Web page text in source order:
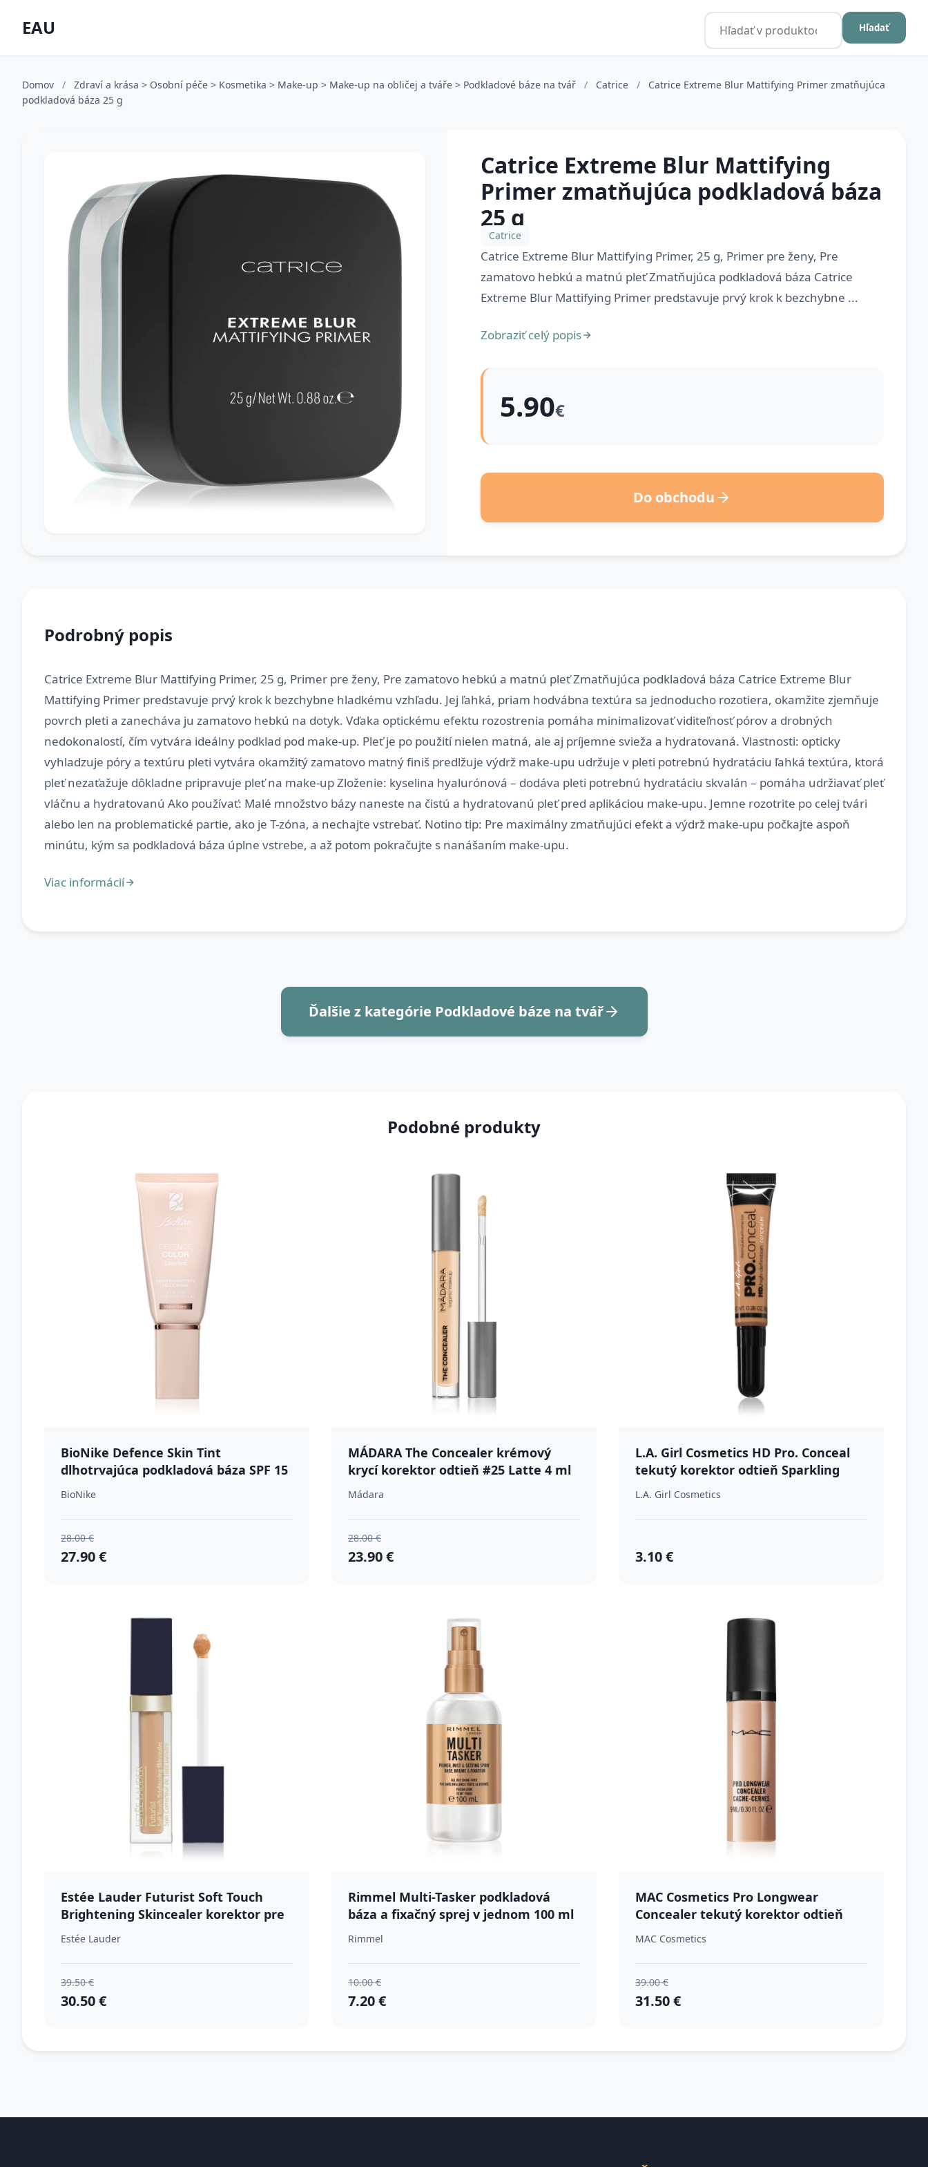
EAU Hľadať
Domov / Zdraví a krása > Osobní péče > Kosmetika > Make-up > Make-up na obličej a tváře > Podkladové báze na tvář / Catrice /
Catrice Extreme Blur Mattifying Primer zmatňujúca
podkladová báza 25 g
Catrice Extreme Blur Mattifying
Primer zmatňujúca podkladová báza
25 g
Catrice
Catrice Extreme Blur Mattifying Primer, 25 g, Primer pre ženy, Pre
zamatovo hebkú a matnú pleť Zmatňujúca podkladová báza Catrice
Extreme Blur Mattifying Primer predstavuje prvý krok k bezchybne ...
Zobraziť celý popis
5.90€
Do obchodu
Podrobný popis
Catrice Extreme Blur Mattifying Primer, 25 g, Primer pre ženy, Pre zamatovo hebkú a matnú pleť Zmatňujúca podkladová báza Catrice Extreme Blur
Mattifying Primer predstavuje prvý krok k bezchybne hladkému vzhľadu. Jej ľahká, priam hodvábna textúra sa jednoducho rozotiera, okamžite zjemňuje
povrch pleti a zanecháva ju zamatovo hebkú na dotyk. Vďaka optickému efektu rozostrenia pomáha minimalizovať viditeľnosť pórov a drobných
nedokonalostí, čím vytvára ideálny podklad pod make-up. Pleť je po použití nielen matná, ale aj príjemne svieža a hydratovaná. Vlastnosti: opticky
vyhladzuje póry a textúru pleti vytvára okamžitý zamatovo matný finiš predlžuje výdrž make-upu udržuje v pleti potrebnú hydratáciu ľahká textúra, ktorá
pleť nezaťažuje dôkladne pripravuje pleť na make-up Zloženie: kyselina hyalurónová – dodáva pleti potrebnú hydratáciu skvalán – pomáha udržiavať pleť
vláčnu a hydratovanú Ako používať: Malé množstvo bázy naneste na čistú a hydratovanú pleť pred aplikáciou make-upu. Jemne rozotrite po celej tvári
alebo len na problematické partie, ako je T-zóna, a nechajte vstrebať. Notino tip: Pre maximálny zmatňujúci efekt a výdrž make-upu počkajte aspoň
Ďalšie z kategórie Podkladové báze na tvář
Podobné produkty
BioNike Defence Skin Tint
dlhotrvajúca podkladová báza SPF 15
odtieň 701 - LIAT 30 ml
BioNike
28.00 €
27.90 €
MÁDARA The Concealer krémový
krycí korektor odtieň #25 Latte 4 ml
Mádara
28.00 €
23.90 €
L.A. Girl Cosmetics HD Pro. Conceal
tekutý korektor odtieň Sparkling
Wine Highlighter 8 g
L.A. Girl Cosmetics
3.10 €
Estée Lauder Futurist Soft Touch
Brightening Skincealer korektor pre
rozjasnenie pleti odtieň 2N 6 ml
Estée Lauder
39.50 €
30.50 €
Rimmel Multi-Tasker podkladová
báza a fixačný sprej v jednom 100 ml
Rimmel
10.00 €
7.20 €
MAC Cosmetics Pro Longwear
Concealer tekutý korektor odtieň
NW30 9 ml
MAC Cosmetics
39.00 €
31.50 €